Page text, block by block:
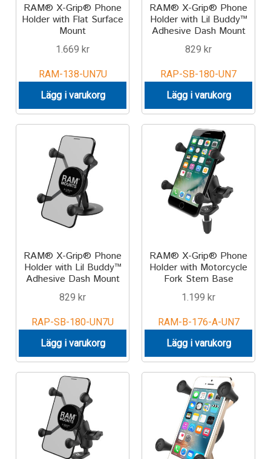
RAM® X-Grip® Phone
Holder with Flat Surface
Mount
1.669 kr
RAM-138-UN7U
Lägg i varukorg
RAM® X-Grip® Phone
Holder with Lil Buddy™
Adhesive Dash Mount
829 kr
RAP-SB-180-UN7
Lägg i varukorg
RAM® X-Grip® Phone
Holder with Lil Buddy™
Adhesive Dash Mount
829 kr
RAP-SB-180-UN7U
Lägg i varukorg
RAM® X-Grip® Phone
Holder with Motorcycle
Fork Stem Base
1.199 kr
RAM-B-176-A-UN7
Lägg i varukorg